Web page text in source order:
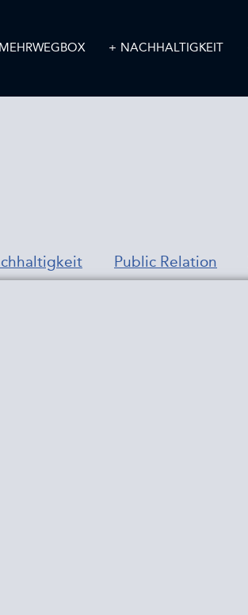
MEHRWEGBOX NACHHALTIGKEIT
Public Relation